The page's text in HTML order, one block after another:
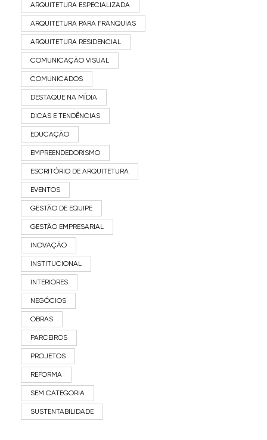
ARQUITETURA ESPECIALIZADA
ARQUITETURA PARA FRANQUIAS
ARQUITETURA RESIDENCIAL
COMUNICAÇÃO VISUAL
COMUNICADOS
DESTAQUE NA MÍDIA
DICAS E TENDÊNCIAS
EDUCAÇÃO
EMPREENDEDORISMO
ESCRITÓRIO DE ARQUITETURA
EVENTOS
GESTÃO DE EQUIPE
GESTÃO EMPRESARIAL
INOVAÇÃO
INSTITUCIONAL
INTERIORES
NEGÓCIOS
OBRAS
PARCEIROS
PROJETOS
REFORMA
SEM CATEGORIA
SUSTENTABILIDADE